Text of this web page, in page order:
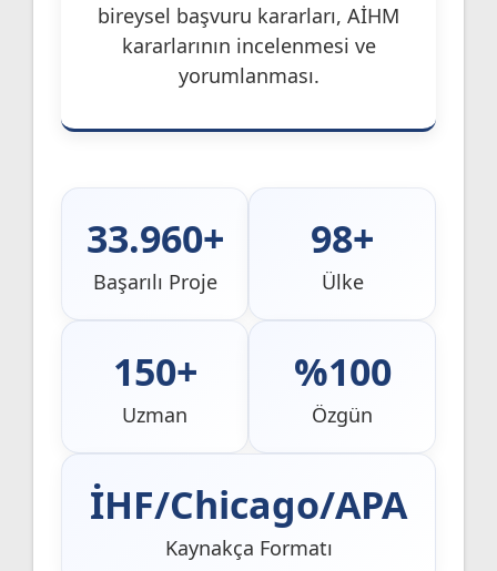
bireysel başvuru kararları, AİHM
kararlarının incelenmesi ve
yorumlanması.
33.960+
Başarılı Proje
98+
Ülke
150+
Uzman
%100
Özgün
İHF/Chicago/APA
Kaynakça Formatı